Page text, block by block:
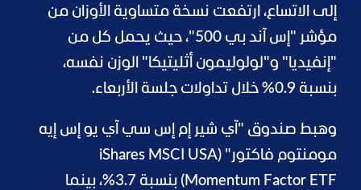
إلى الاتساع، ارتفعت نسخة متساوية الأوزان من
مؤشر "إس آند بي 500"، حيث يحمل كل من
"إنفيديا" و"لولوليمون أثليتيكا" الوزن نفسه،
بنسبة 0.9% خلال تداولات جلسة الأربعاء.
وهبط صندوق "آي شير إم إس سي آي يو إس إيه
مومنتوم فاكتور" (iShares MSCI USA
Momentum Factor ETF) بنسبة 3.7%، بينما